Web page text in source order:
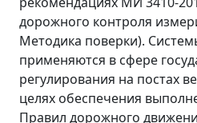
дорожного контроля
Методика поверки).
применяются в сфере
регулирования на постах
целях обеспечения
Правил дорожного